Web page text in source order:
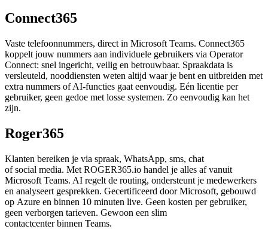
Connect365
Vaste telefoonnummers, direct in Microsoft Teams. Connect365
koppelt jouw nummers aan individuele gebruikers via Operator
Connect: snel ingericht, veilig en betrouwbaar. Spraakdata is
versleuteld, nooddiensten weten altijd waar je bent en uitbreiden met
extra nummers of AI-functies gaat eenvoudig. Eén licentie per
gebruiker, geen gedoe met losse systemen. Zo eenvoudig kan het
zijn.
Roger365
Klanten bereiken je via spraak, WhatsApp, sms, chat
of social media. Met ROGER365.io handel je alles af vanuit
Microsoft Teams. AI regelt de routing, ondersteunt je medewerkers
en analyseert gesprekken. Gecertificeerd door Microsoft, gebouwd
op Azure en binnen 10 minuten live. Geen kosten per gebruiker,
geen verborgen tarieven. Gewoon een slim
contactcenter binnen Teams.